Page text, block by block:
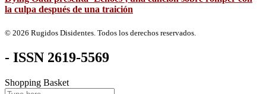
la culpa después de una traición
© 2026 Rugidos Disidentes. Todos los derechos reservados.
- ISSN 2619-5569
Shopping Basket